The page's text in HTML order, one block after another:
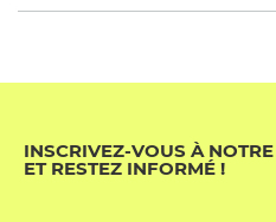
INSCRIVEZ-VOUS À
ET RESTEZ INFORMÉ !